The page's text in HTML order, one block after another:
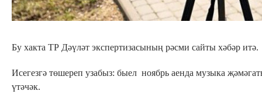
Бу хакта ТР Дәүләт экспертизасының рәсми сайты хәбәр итә.
Исегезгә төшереп узабыз: быел ноябрь аенда музыка
үтәчәк.